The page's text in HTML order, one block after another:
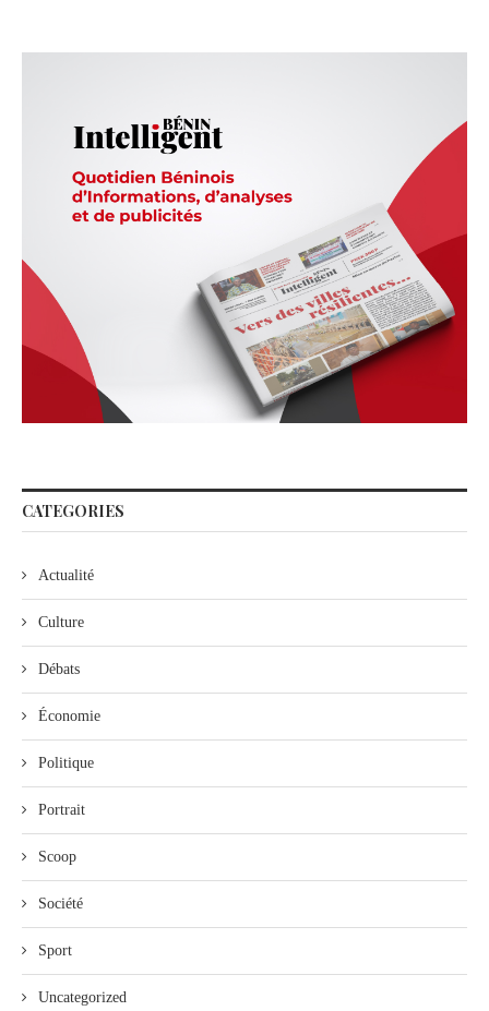
CATEGORIES
Actualité
Culture
Débats
Économie
Politique
Portrait
Scoop
Société
Sport
Uncategorized